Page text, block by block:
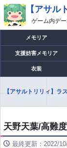
【アサル
ゲーム内デ
メモリア
支援妨害メモリア
衣装
【アサルトリリィ】ラ
天野天葉/高難
最終更新：2022/